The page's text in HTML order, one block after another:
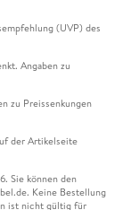
(UVP) des
Angaben zu
zu Preissenkungen
der Artikelseite
Sie können den
Keine Bestellung
ist nicht gültig für